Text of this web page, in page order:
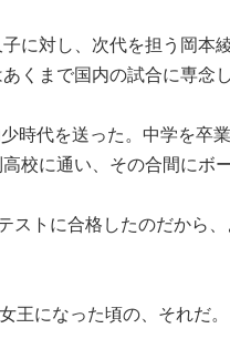
に対し、次代を担う岡本
くまで国内の試合に専念し
時代を送った。中学を卒
校に通い、その合間にボ
トに合格したのだから
王になった頃の、それだ。